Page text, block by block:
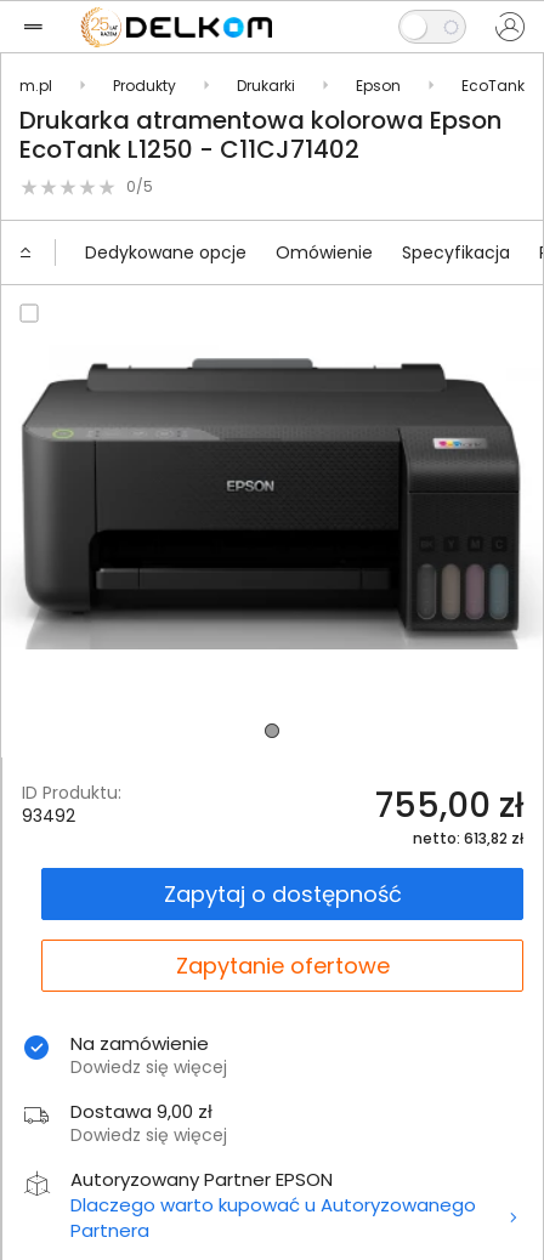
Produkty Drukarki Epson EcoTank
Drukarka atramentowa kolorowa Epson
EcoTank L1250 - C11CJ71402
0/5
Dedykowane opcje Omówienie Specyfikacja
ID Produktu:
93492
755,00 zł
netto: 613,82 zł
Zapytaj o dostępność
Zapytanie ofertowe
Na zamówienie
Dowiedz się więcej
Dostawa 9,00 zł
Dowiedz się więcej
Autoryzowany Partner EPSON
Dlaczego warto kupować u Autoryzowanego
Partnera